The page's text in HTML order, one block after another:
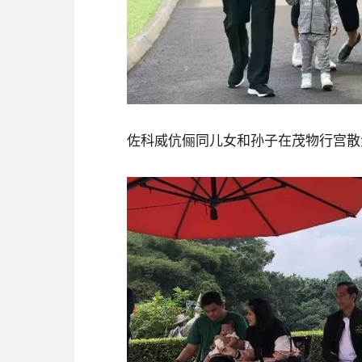
佐科威伉俪同儿女和孙子在茂物行宫